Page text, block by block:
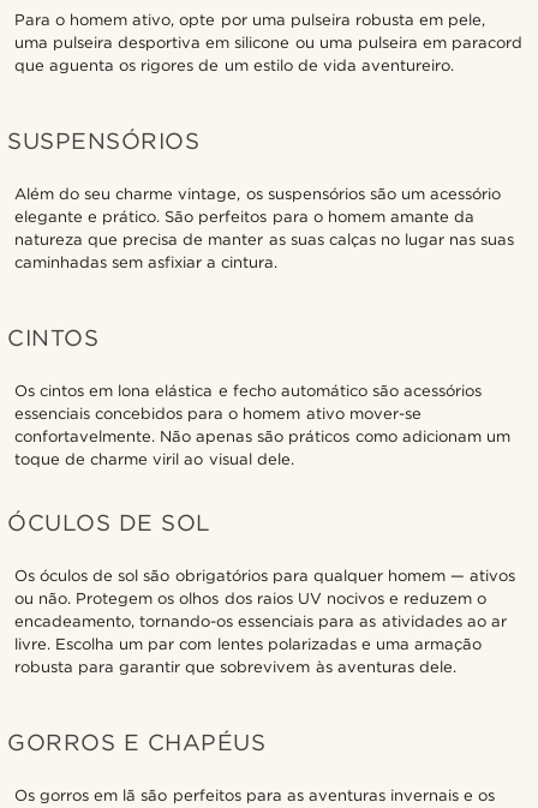
Para o homem ativo, opte por uma pulseira robusta em pele,
uma pulseira desportiva em silicone ou uma pulseira em paracord
que aguenta os rigores de um estilo de vida aventureiro.
SUSPENSÓRIOS
Além do seu charme vintage, os suspensórios são um acessório
elegante e prático. São perfeitos para o homem amante da
natureza que precisa de manter as suas calças no lugar nas suas
caminhadas sem asfixiar a cintura.
CINTOS
Os cintos em lona elástica e fecho automático são acessórios
essenciais concebidos para o homem ativo mover-se
confortavelmente. Não apenas são práticos como adicionam um
toque de charme viril ao visual dele.
ÓCULOS DE SOL
Os óculos de sol são obrigatórios para qualquer homem — ativos
ou não. Protegem os olhos dos raios UV nocivos e reduzem o
encadeamento, tornando-os essenciais para as atividades ao ar
livre. Escolha um par com lentes polarizadas e uma armação
robusta para garantir que sobrevivem às aventuras dele.
GORROS E CHAPÉUS
Os gorros em lã são perfeitos para as aventuras invernais e os